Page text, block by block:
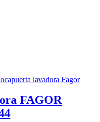
lavadora Fagor
FAGOR